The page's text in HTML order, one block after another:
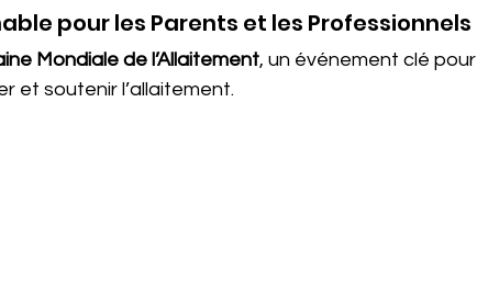
pour les Parents et les Professionnels
Mondiale de l’Allaitement, un événement clé pour
et soutenir l’allaitement.